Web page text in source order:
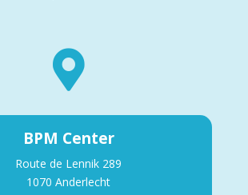

BPM Center
Route de Lennik 289
1070 Anderlecht